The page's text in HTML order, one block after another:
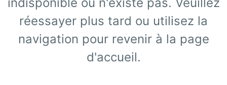
réessayer plus tard ou utilisez la
navigation pour revenir à la page
d'accueil.